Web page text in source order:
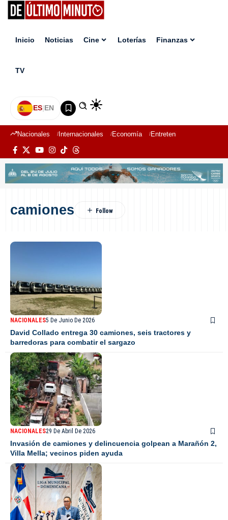
Inicio Noticias Cine Loterías Finanzas
TV
ES|EN
Nacionales Internacionales Economía Entretenimiento
camiones
NACIONALES5 De Junio De 2026
David Collado entrega 30 camiones, seis tractores y
barredoras para combatir el sargazo
NACIONALES29 De Abril De 2026
Invasión de camiones y delincuencia golpean a Marañón 2,
Villa Mella; vecinos piden ayuda